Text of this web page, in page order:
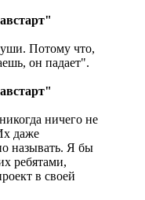
уши. Потому что,
он падает".
ничего не
даже
называть. Я бы
ребятами,
в своей